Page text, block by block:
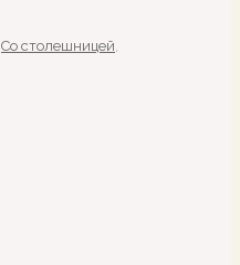
Со столешницей